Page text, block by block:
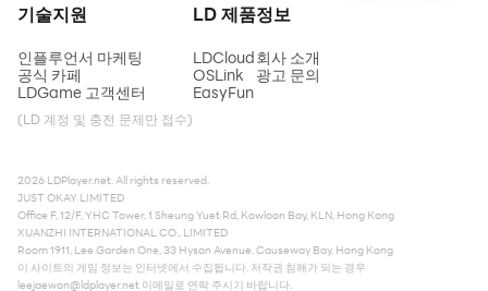
기술지원
인플루언서 마케팅
공식 카페
LDGame 고객센터
(LD 계정 및 충전 문제만 접수)
LD 제품
LDCloud
OSLink
EasyFun
정보
회사 소개
광고 문의
2026 LDPlayer.net. All rights reserved.
JUST OKAY LIMITED
Office F, 12/F, YHC Tower, 1 Sheung Yuet Rd, Kowloon Bay, KLN, Hong Kong
XUANZHI INTERNATIONAL CO., LIMITED
Room 1911, Lee Garden One, 33 Hysan Avenue, Causeway Bay, Hong Kong
이 사이트의 게임 정보는 인터넷에서 수집됩니다. 저작권 침해가 되는 경우
leejaewon@ldplayer.net 이메일로 연락 주시기 바랍니다.